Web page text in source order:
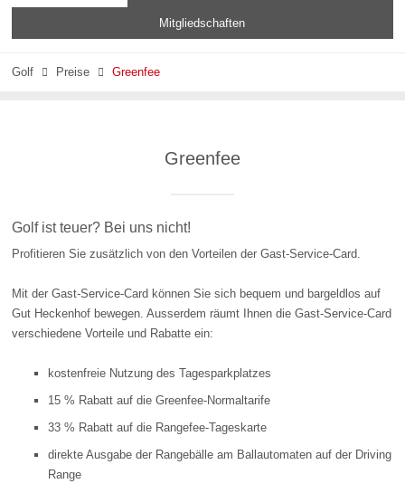
Mitgliedschaften
Golf  Preise  Greenfee
Greenfee
Golf ist teuer? Bei uns nicht!
Profitieren Sie zusätzlich von den Vorteilen der Gast-Service-Card.
Mit der Gast-Service-Card können Sie sich bequem und bargeldlos auf
Gut Heckenhof bewegen. Ausserdem räumt Ihnen die Gast-Service-Card
verschiedene Vorteile und Rabatte ein:
kostenfreie Nutzung des Tagesparkplatzes
15 % Rabatt auf die Greenfee-Normaltarife
33 % Rabatt auf die Rangefee-Tageskarte
direkte Ausgabe der Rangebälle am Ballautomaten auf der Driving
Range